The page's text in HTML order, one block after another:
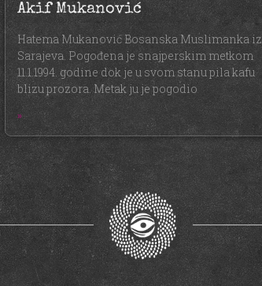
Akif Mukanović
Hatema Mukanović Bosanska Muslimanka iz
Sarajeva. Pogođena je snajperskim metkom
11.1.1994. godine dok je u svom stanu pila kafu
blizu prozora. Metak ju je pogodio
»